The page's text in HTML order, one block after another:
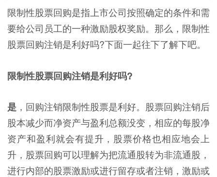
限制性股票回购是指上市公司按照确定的条件和需
要给公司员工的一种激励股权奖励。那么，限制性
股票回购注销是利好吗?下面一起往下了解下吧。
限制性股票回购注销是利好吗?
是 ，回购注销限制性股票是利好。股票回购注销后
股本减少而净资产与盈利总额没变，相应的每股净
资产和盈利就会有提升，股票价格也相应地会上
升，股票回购可以理解为把流通股转为非流通股，
进行内部的股票激励或进行留存或者注销，激励或